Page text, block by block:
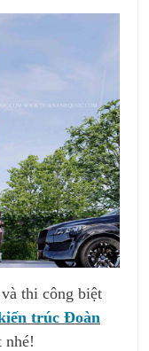
thi công biệt
trúc Đoàn
nhé!